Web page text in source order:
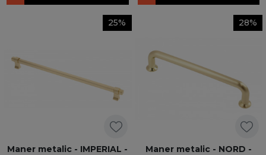
25%
Maner metalic - IMPERIAL -
28%
Maner metalic - NORD -